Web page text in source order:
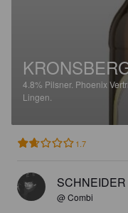
4.8% Pilsner. Phoenix
Lingen.
1.7
@ Combi